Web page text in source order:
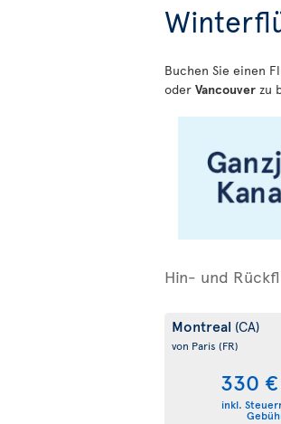
Buchen Sie einen
oder Vancouver zu
Hin- und
Montreal (CA)
von Paris (FR)
330 €
inkl.